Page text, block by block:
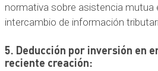
normativa sobre asistencia mutua
intercambio de información
5. Deducción por inversión en
reciente creación: